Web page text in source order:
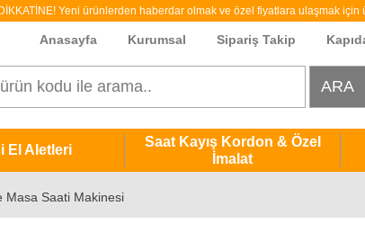
Yeni ürünlerden haberdar olmak ve özel fiyatlara ulaşmak için
Anasayfa Kurumsal Sipariş Takip
El Aletleri
Saat Kayış Kordon & Özel
İmalat
Masa Saati Makinesi